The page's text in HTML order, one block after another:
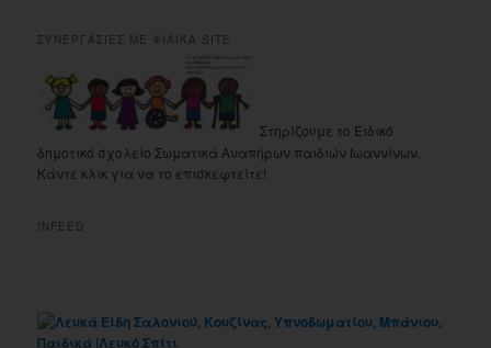
ΣΥΝΕΡΓΑΣΙΕΣ ΜΕ ΦΙΛΙΚΑ SITE
Στηρίζουμε το Ειδικό
δημοτικό σχολείο Σωματικά Αναπήρων παιδιών Ιωαννίνων.
Κάντε κλικ για να το επισκεφτείτε!
INFEED